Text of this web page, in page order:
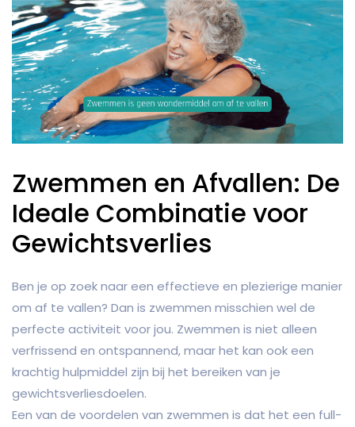
Zwemmen en Afvallen: De
Ideale Combinatie voor
Gewichtsverlies
Ben je op zoek naar een effectieve en plezierige manier
om af te vallen? Dan is zwemmen misschien wel de
perfecte activiteit voor jou. Zwemmen is niet alleen
verfrissend en ontspannend, maar het kan ook een
krachtig hulpmiddel zijn bij het bereiken van je
gewichtsverliesdoelen.
Een van de voordelen van zwemmen is dat het een full-